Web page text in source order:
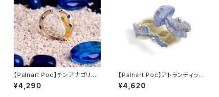
【Palnart Poc】チンアナゴリン
グ
¥4,290
【Palnart Poc】アトランティック
シーネットルリング くらげ
¥4,620